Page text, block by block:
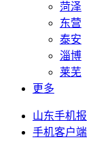
菏泽
东营
泰安
淄博
莱芜
更多
山东手机报
手机客户端